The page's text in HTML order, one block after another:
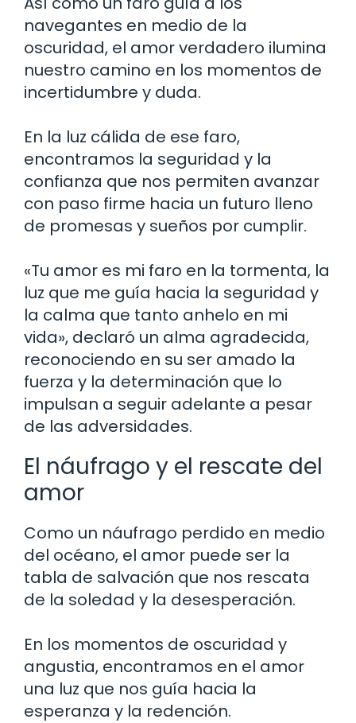
navegantes en medio de la
oscuridad, el amor verdadero ilumina
nuestro camino en los momentos de
incertidumbre y duda.
En la luz cálida de ese faro,
encontramos la seguridad y la
confianza que nos permiten avanzar
con paso firme hacia un futuro lleno
de promesas y sueños por cumplir.
«Tu amor es mi faro en la tormenta, la
luz que me guía hacia la seguridad y
la calma que tanto anhelo en mi
vida», declaró un alma agradecida,
reconociendo en su ser amado la
fuerza y la determinación que lo
impulsan a seguir adelante a pesar
de las adversidades.
El náufrago y el rescate del
amor
Como un náufrago perdido en medio
del océano, el amor puede ser la
tabla de salvación que nos rescata
de la soledad y la desesperación.
En los momentos de oscuridad y
angustia, encontramos en el amor
una luz que nos guía hacia la
esperanza y la redención.